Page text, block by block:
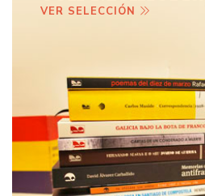
VER SELECCIÓN